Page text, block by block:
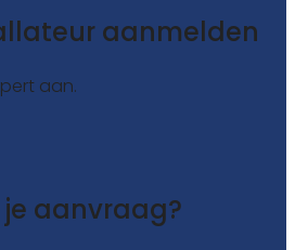
aanmelden
aan.
aanvraag?